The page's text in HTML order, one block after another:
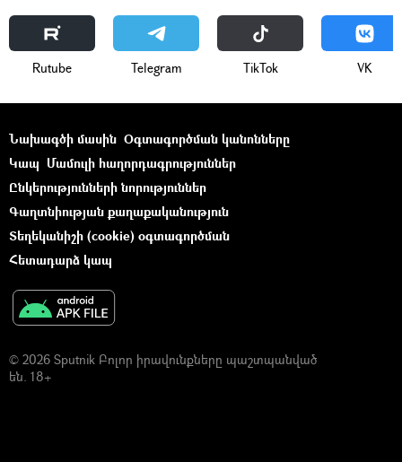
Rutube Telegram ТikТоk VK
Նախագծի մասին Օգտագործման կանոնները
Կապ Մամուլի հաղորդագրություններ
Ընկերությունների նորություններ
Գաղտնիության քաղաքականություն
Տեղեկանիշի (cookie) օգտագործման
Հետադարձ կապ
© 2026 Sputnik Բոլոր իրավունքները պաշտպանված
են. 18+